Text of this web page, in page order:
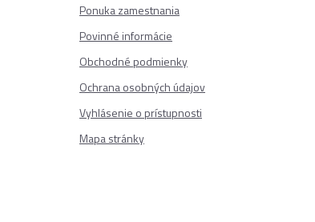
Ponuka zamestnania
Povinné informácie
Obchodné podmienky
Ochrana osobných údajov
Vyhlásenie o prístupnosti
Mapa stránky